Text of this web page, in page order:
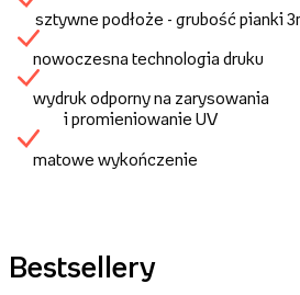
sztywne podłoże - grubość pianki
nowoczesna technologia druku
wydruk odporny na zarysowania
i promieniowanie UV
matowe wykończenie
Bestsellery